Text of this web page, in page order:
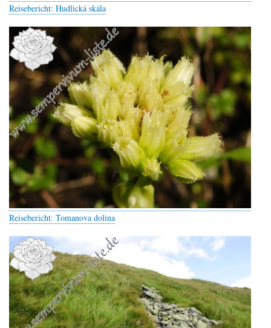
Reisebericht: Hudlická skála
Reisebericht: Tomanova dolina